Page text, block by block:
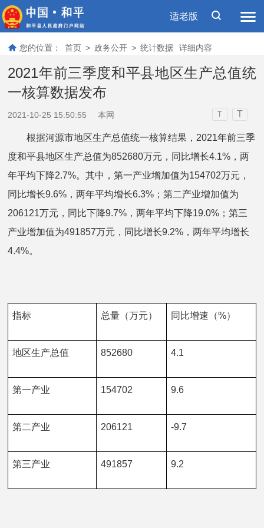
适老版
您的位置： 首页 > 政务公开 > 统计数据 详细内容
2021年前三季度和平县地区生产总值统
一核算数据发布
2021-10-25 15:50:55 本网 T T
根据河源市地区生产总值统一核算结果，2021年前三季
度和平县地区生产总值为852680万元，同比增长4.1%，两
年平均下降2.7%。其中，第一产业增加值为154702万元，
同比增长9.6%，两年平均增长6.3%；第二产业增加值为
206121万元，同比下降9.7%，两年平均下降19.0%；第三
产业增加值为491857万元，同比增长9.2%，两年平均增长
4.4%。
指标 总量（万元） 同比增速（%）
地区生产总值 852680 4.1
第一产业 154702 9.6
第二产业 206121 -9.7
第三产业 491857 9.2